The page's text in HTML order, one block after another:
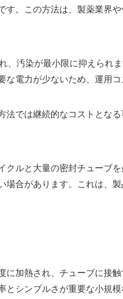
。この方法は、製薬業界
、汚染が最小限に抑えられ
電力が少ないため、運用
では継続的なコストとな
ルと大量の密封チューブ
合があります。これは、
加熱され、チューブに接
シンプルさが重要な小規